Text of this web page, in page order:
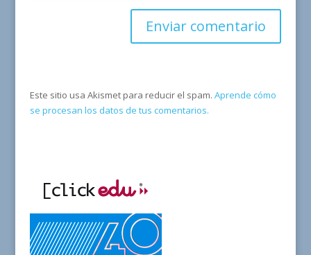
Este sitio usa Akismet para reducir el spam. Aprende cómo
se procesan los datos de tus comentarios.